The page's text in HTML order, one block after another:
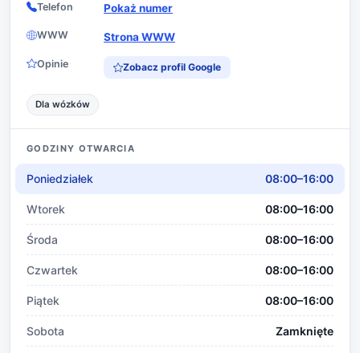
Telefon Pokaż numer
WWW Strona WWW
Opinie Zobacz profil Google
Dla wózków
GODZINY OTWARCIA
Poniedziałek 08:00–16:00
Wtorek 08:00–16:00
Środa 08:00–16:00
Czwartek 08:00–16:00
Piątek 08:00–16:00
Sobota Zamknięte